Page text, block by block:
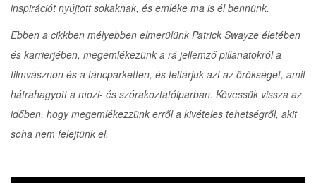
inspirációt nyújtott sokaknak, és emléke ma is él bennünk.
Ebben a cikkben mélyebben elmerülünk Patrick Swayze életében
és karrierjében, megemlékezünk a rá jellemző pillanatokról a
filmvásznon és a táncparketten, és feltárjuk azt az örökséget, amit
hátrahagyott a mozi- és szórakoztatóiparban. Kövessük vissza az
időben, hogy megemlékezzünk erről a kivételes tehetségről, akit
soha nem felejtünk el.